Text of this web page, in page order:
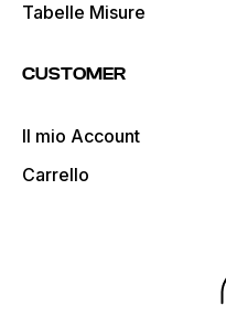
Tabelle Misure
CUSTOMER
Il mio Account
Carrello